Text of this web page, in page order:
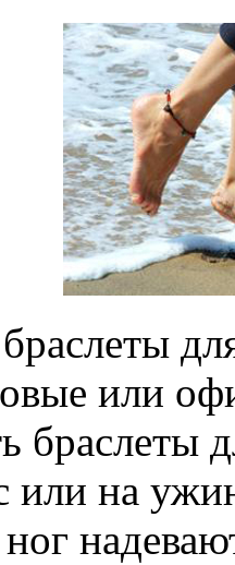
или
браслеты
или на